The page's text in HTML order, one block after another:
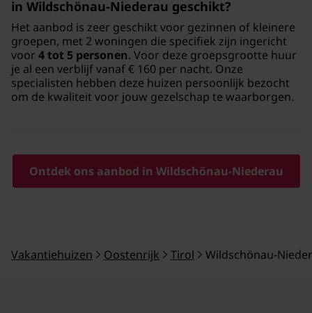
in Wildschönau-Niederau geschikt?
Het aanbod is zeer geschikt voor gezinnen of kleinere
groepen, met 2 woningen die specifiek zijn ingericht
voor 4 tot 5 personen. Voor deze groepsgrootte huur
je al een verblijf vanaf € 160 per nacht. Onze
specialisten hebben deze huizen persoonlijk bezocht
om de kwaliteit voor jouw gezelschap te waarborgen.
Ontdek ons aanbod in Wildschönau-Niederau
Vakantiehuizen Oostenrijk Tirol Wildschönau-